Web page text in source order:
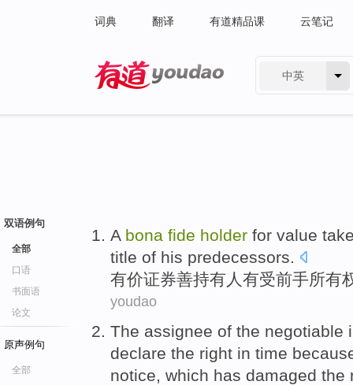
词典 翻译 有道精品课 云笔记
中英
双语例句
全部
口语
书面语
论文
原声例句
全部
A bona fide holder for value
title of his predecessors.
有价证券善持有人 有受前手所有
youdao
The assignee of the negotiable
declare the right in time
notice, which has damaged the